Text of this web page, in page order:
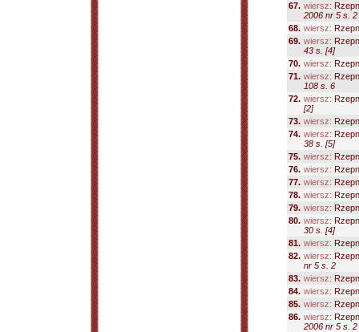
67. wiersz:
2006 nr 5 s. 2
68. wiersz:
69. wiersz:
43 s. [4]
70. wiersz:
71. wiersz:
108 s. 6
72. wiersz:
[2]
73. wiersz:
74. wiersz:
38 s. [5]
75. wiersz:
76. wiersz:
77. wiersz:
78. wiersz:
79. wiersz:
80. wiersz:
30 s. [4]
81. wiersz:
82. wiersz:
nr 5 s. 2
83. wiersz:
84. wiersz:
85. wiersz:
86. wiersz:
2006 nr 5 s. 2